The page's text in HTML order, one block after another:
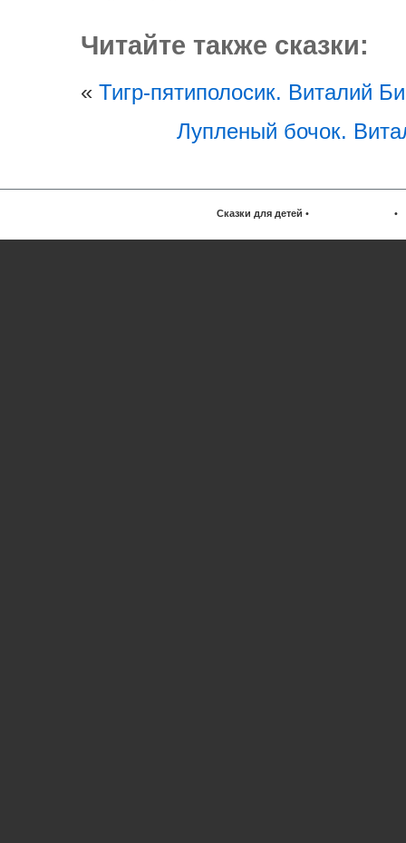
Читайте также сказки:
« Тигр-пятиполосик. Виталий
Лупленый бочок.
Сказки для детей • •